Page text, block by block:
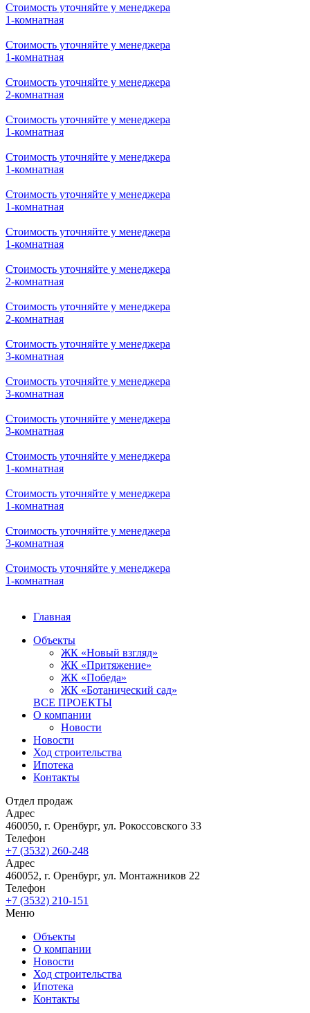
Стоимость уточняйте у менеджера
1-комнатная
Стоимость уточняйте у менеджера
1-комнатная
Стоимость уточняйте у менеджера
2-комнатная
Стоимость уточняйте у менеджера
1-комнатная
Стоимость уточняйте у менеджера
1-комнатная
Стоимость уточняйте у менеджера
1-комнатная
Стоимость уточняйте у менеджера
1-комнатная
Стоимость уточняйте у менеджера
2-комнатная
Стоимость уточняйте у менеджера
2-комнатная
Стоимость уточняйте у менеджера
3-комнатная
Стоимость уточняйте у менеджера
3-комнатная
Стоимость уточняйте у менеджера
3-комнатная
Стоимость уточняйте у менеджера
1-комнатная
Стоимость уточняйте у менеджера
1-комнатная
Стоимость уточняйте у менеджера
3-комнатная
Стоимость уточняйте у менеджера
1-комнатная
Главная
Объекты
ЖК «Новый взгляд»
ЖК «Притяжение»
ЖК «Победа»
ЖК «Ботанический сад»
ВСЕ ПРОЕКТЫ
О компании
Новости
Новости
Ход строительства
Ипотека
Контакты
Отдел продаж
Адрес
460050, г. Оренбург, ул. Рокоссовского 33
Телефон
+7 (3532) 260-248
Адрес
460052, г. Оренбург, ул. Монтажников 22
Телефон
+7 (3532) 210-151
Меню
Объекты
О компании
Новости
Ход строительства
Ипотека
Контакты